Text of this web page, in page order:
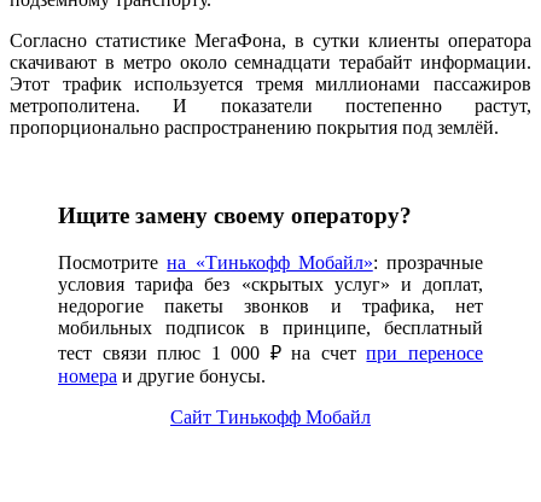
Согласно статистике МегаФона, в сутки клиенты оператора
скачивают в метро около семнадцати терабайт информации.
Этот трафик используется тремя миллионами пассажиров
метрополитена. И показатели постепенно растут,
пропорционально распространению покрытия под землёй.
Ищите замену своему оператору?
Посмотритена «Тинькофф Мобайл»: прозрачные
условия тарифа без «скрытых услуг» и доплат,
недорогие пакеты звонков и трафика, нет
мобильных подписок в принципе, бесплатный
тест связи плюс 1 000 ₽ на счетпри переносе
номера и другие бонусы.
Сайт Тинькофф Мобайл